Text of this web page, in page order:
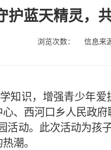
护蓝天精灵，
浏览次数： 信息来
知识，增强青少年爱
心、 西河口乡人民政府
活动。此次活动为孩
潮。